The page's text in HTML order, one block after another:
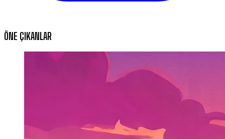
ÖNE ÇIKANLAR